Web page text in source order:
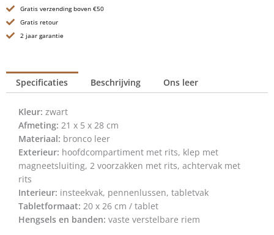
-
10
inch
-
Zwart
aantal
Gratis verzending boven €50
Gratis retour
2 jaar garantie
Specificaties Beschrijving Ons leer
Kleur: zwart
Afmeting: 21 x 5 x 28 cm
Materiaal: bronco leer
Exterieur: hoofdcompartiment met rits, klep met
magneetsluiting, 2 voorzakken met rits, achtervak met
rits
Interieur: insteekvak, pennenlussen, tabletvak
Tabletformaat: 20 x 26 cm / tablet
Hengsels en banden: vaste verstelbare riem